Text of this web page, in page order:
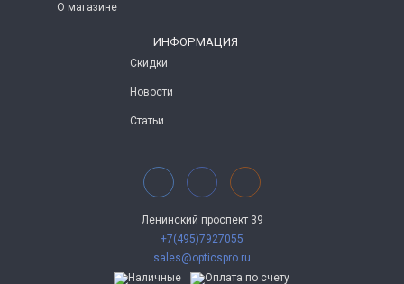
О магазине
ИНФОРМАЦИЯ
Скидки
Новости
Статьи
Ленинский проспект 39
+7(495)7927055
sales@opticspro.ru